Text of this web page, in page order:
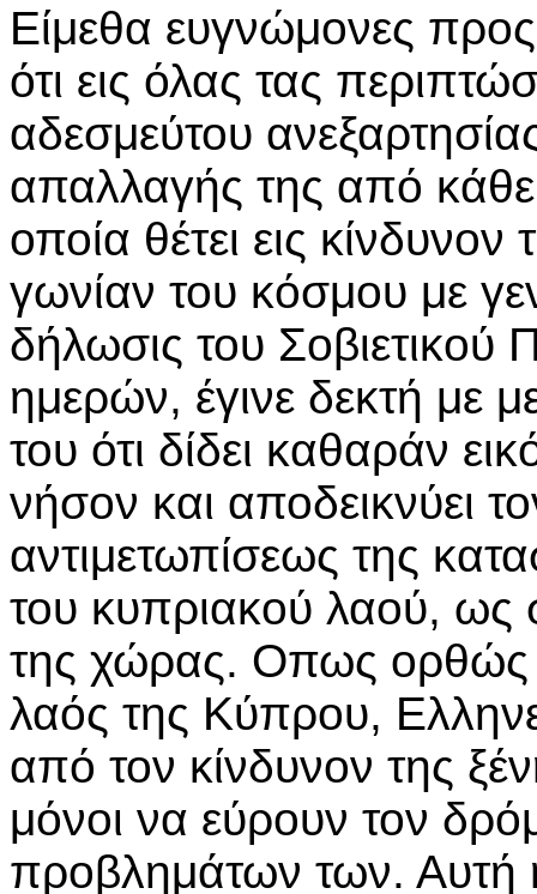
Είμεθα ευγνώμονες προς
ότι εις όλας τας
αδεσμεύτου
απαλλαγής της από κάθε
οποία θέτει εις κίνδυνον
γωνίαν του κόσμου με
δήλωσις του
ημερών, έγινε δεκτή με
του ότι δίδει καθαράν
νήσον και αποδεικνύει
αντιμετωπίσεως της
του κυπριακού λαού, ως
της χώρας. Οπως ορθώς
λαός της Κύπρου,
από τον κίνδυνον της
μόνοι να εύρουν τον
προβλημάτων των. Αυτή